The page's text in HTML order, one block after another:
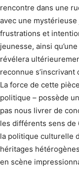
rencontre dans une
avec une
frustrations et
jeunesse, ainsi
révélera
reconnue s’inscrivant
La force de cette
politique – possède
pas nous livrer de
les différents sens
la politique culturelle
héritages
en scène